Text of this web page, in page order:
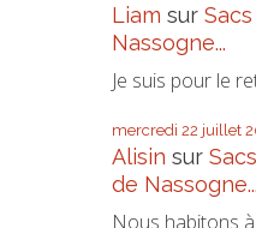
Liam sur
Nassogne...
Je suis pour le
mercredi 22 juillet
Alisin sur
de Nassogne...
Nous habitons